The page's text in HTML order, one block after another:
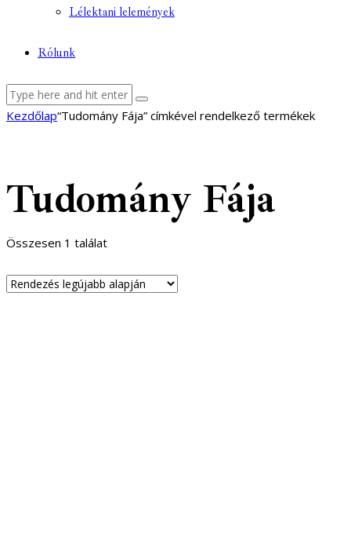
Lélektani lelemények
Rólunk
facebook-
youtube-
email
Kezdőlap“Tudomány Fája” címkével rendelkező termékek
Tudomány Fája
Összesen 1 találat